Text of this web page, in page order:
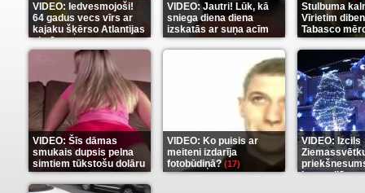
VIDEO: Iedvesmojoši!
64 gadus vecs vīrs ar
kajaku šķērso Atlantijas
okeānu(5)
VIDEO: Jautri! Lūk, kā
sniega diena diena
izskatās ar suņa acīm
(6)
Stulbuma
Vīrietim
Tabasco
(7)
VIDEO: Šīs dāmas
smukais dupsis pelna
simtiem tūkstošu dolāru
(9)
VIDEO: Ko puisis ar
meiteni izdarīja
fotobūdiņā?(17)
VIDEO: Izcils
karu stilā(7)